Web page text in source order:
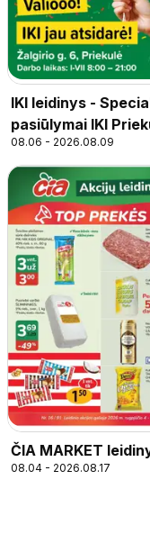
IKI leidinys -
pasiūlymai IKI
parduotuvės
08.06 - 2026.08.09
ČIA MARKET
08.04 - 2026.08.17